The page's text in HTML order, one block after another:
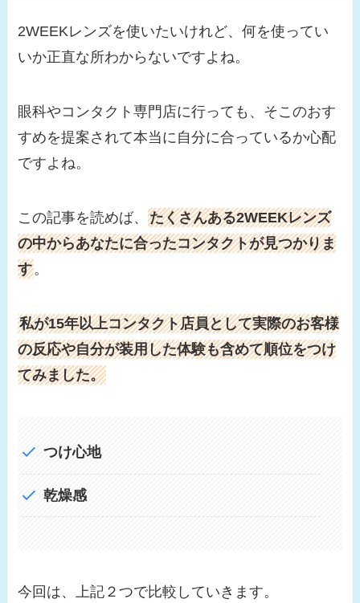
2WEEKレンズを使いたいけれど、何を使ってい
いか正直な所わからないですよね。
眼科やコンタクト専門店に行っても、そこのおす
すめを提案されて本当に自分に合っているか心配
ですよね。
この記事を読めば、たくさんある2WEEKレンズ
の中からあなたに合ったコンタクトが見つかりま
す。
私が15年以上コンタクト店員として実際のお客様
の反応や自分が装用した体験も含めて順位をつけ
てみました。
つけ心地
乾燥感
今回は、上記２つで比較していきます。